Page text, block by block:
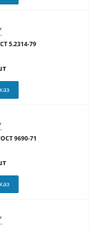
5.2314-79
9690-71